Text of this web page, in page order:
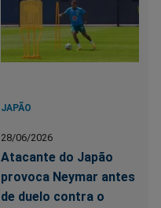
JAPÃO
28/06/2026
Atacante do Japão
provoca Neymar antes
de duelo contra o